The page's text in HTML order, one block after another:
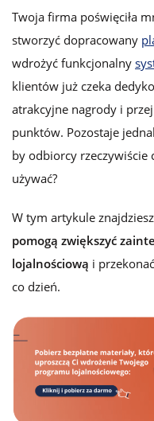
Twoja firma poświęciła
stworzyć dopracowany
wdrożyć funkcjonalny
klientów już czeka
atrakcyjne nagrody i
punktów. Pozostaje
by odbiorcy rzeczywiście
używać?
W tym artykule znajdziesz
pomogą zwiększyć
lojalnościową i
co dzień.